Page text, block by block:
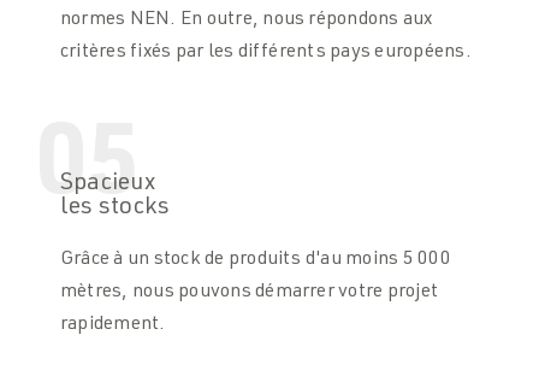
normes NEN. En outre, nous répondons aux
critères fixés par les différents pays européens.
05
Spacieux
les stocks
Grâce à un stock de produits d'au moins 5 000
mètres, nous pouvons démarrer votre projet
rapidement.